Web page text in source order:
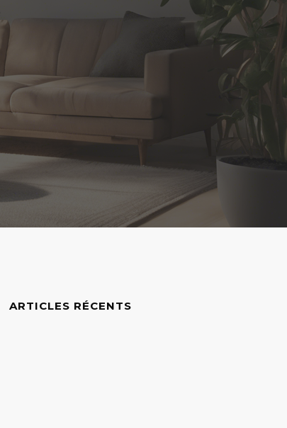
ARTICLES RÉCENTS